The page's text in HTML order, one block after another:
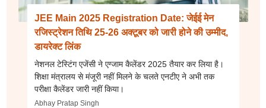
JEE Main 2025 Registration Date: जेईई मेन
रजिस्ट्रेशन तिथि 25-26 अक्टूबर को जारी होने की उम्मीद,
डायरेक्ट लिंक
नेशनल टेस्टिंग एजेंसी ने एग्जाम कैलेंडर 2025 तैयार कर लिया है।
शिक्षा मंत्रालय से मंजूरी नहीं मिलने के चलते एनटीए ने अभी तक
परीक्षा कैलेंडर जारी नहीं किया।
Abhay Pratap Singh